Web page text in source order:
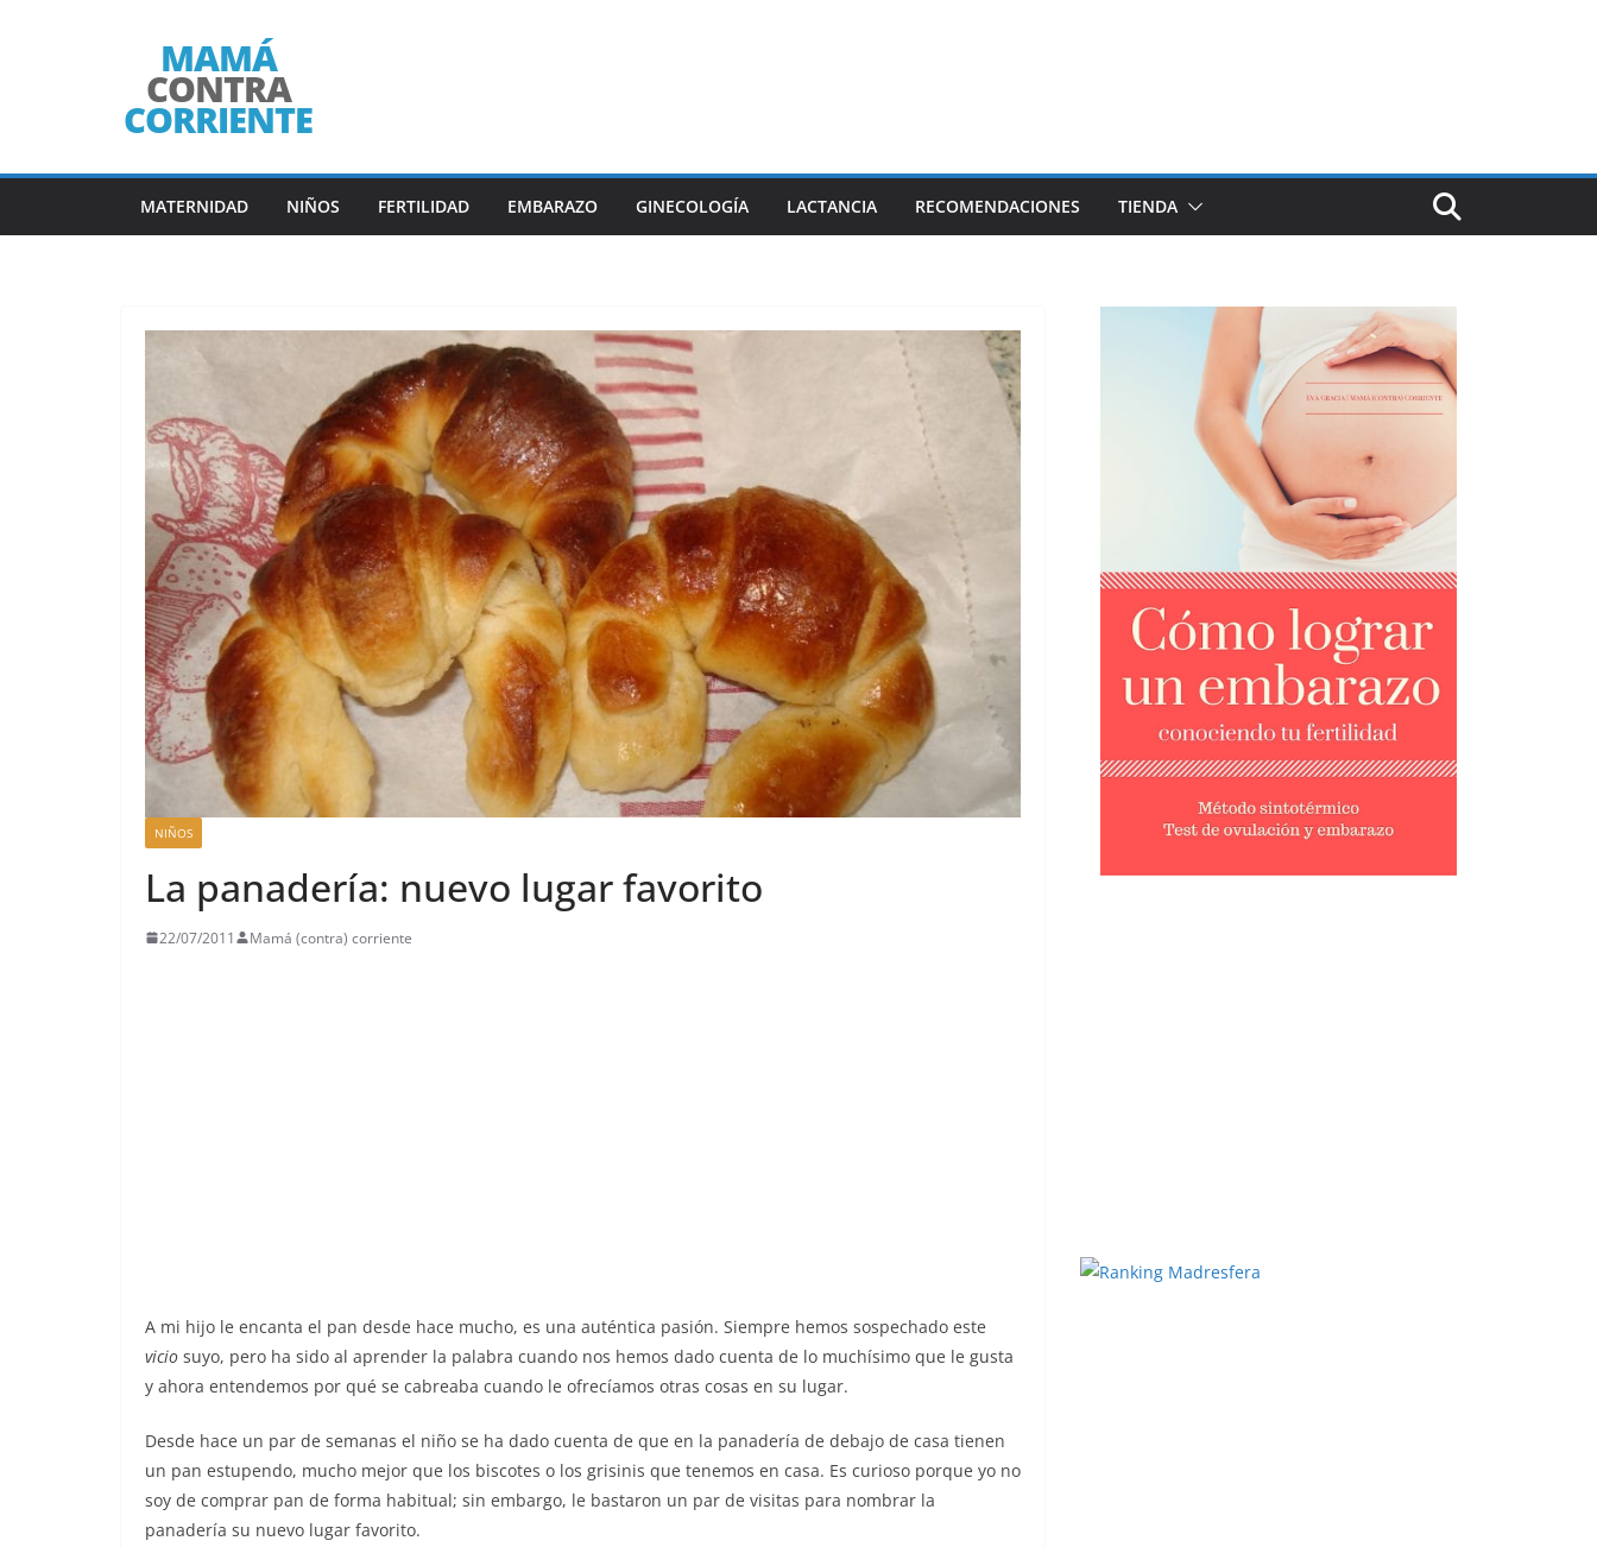
MATERNIDAD NIÑOS FERTILIDAD EMBARAZO GINECOLOGÍA LACTANCIA RECOMENDACIONES TIENDA
NIÑOS
La panadería: nuevo lugar favorito
22/07/2011 Mamá (contra) corriente
A mi hijo le encanta el pan desde hace mucho, es una auténtica pasión. Siempre hemos sospechado este
vicio suyo, pero ha sido al aprender la palabra cuando nos hemos dado cuenta de lo muchísimo que le gusta
y ahora entendemos por qué se cabreaba cuando le ofrecíamos otras cosas en su lugar.
Desde hace un par de semanas el niño se ha dado cuenta de que en la panadería de debajo de casa tienen
un pan estupendo, mucho mejor que los biscotes o los grisinis que tenemos en casa. Es curioso porque yo no
soy de comprar pan de forma habitual; sin embargo, le bastaron un par de visitas para nombrar la
panadería su nuevo lugar favorito.